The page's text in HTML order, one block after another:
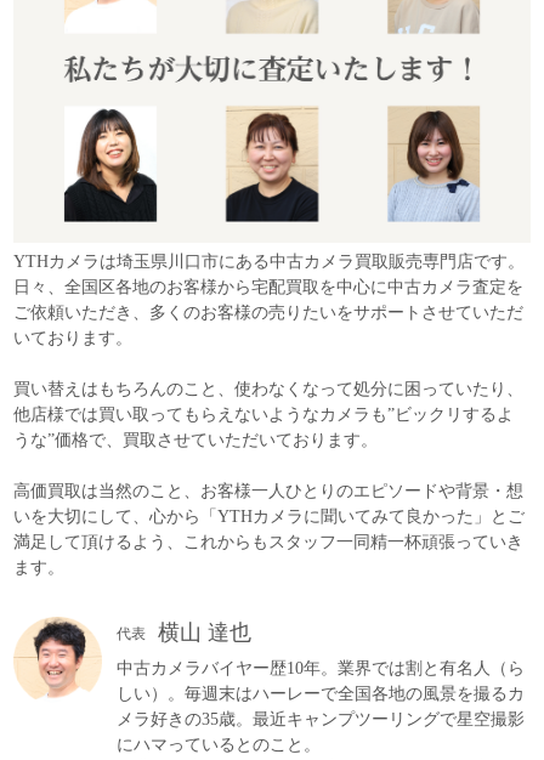
YTHカメラは埼玉県川口市にある中古カメラ買取販売専門店です。
日々、全国区各地のお客様から宅配買取を中心に中古カメラ査定を
ご依頼いただき、多くのお客様の売りたいをサポートさせていただ
いております。
買い替えはもちろんのこと、使わなくなって処分に困っていたり、
他店様では買い取ってもらえないようなカメラも”ビックリするよ
うな”価格で、買取させていただいております。
高価買取は当然のこと、お客様一人ひとりのエピソードや背景・想
いを大切にして、心から「YTHカメラに聞いてみて良かった」とご
満足して頂けるよう、これからもスタッフ一同精一杯頑張っていき
ます。
代表 横山 達也
中古カメラバイヤー歴10年。業界では割と有名人（ら
しい）。毎週末はハーレーで全国各地の風景を撮るカ
メラ好きの35歳。最近キャンプツーリングで星空撮影
にハマっているとのこと。